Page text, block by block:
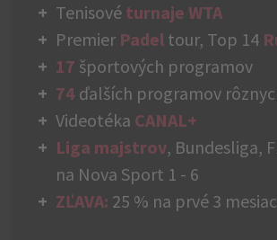
Tenisové turnaje WTA
Premier Padel tour, Top 14
17 športových programov
74 ďalších programov
Videotéka CANAL+
Liga majstrov, Bundesliga,
na Nova Sport 1 - 6
ZĽAVA: 25 % na prvé 3